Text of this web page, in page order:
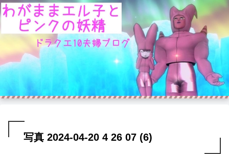
写真 2024-04-20 4 26 07 (6)